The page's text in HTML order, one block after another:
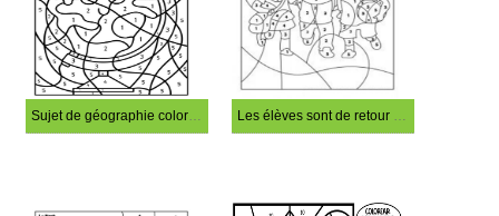
Sujet de géographie coloriage magique Les élèves sont de retour à l’école coloriage magique